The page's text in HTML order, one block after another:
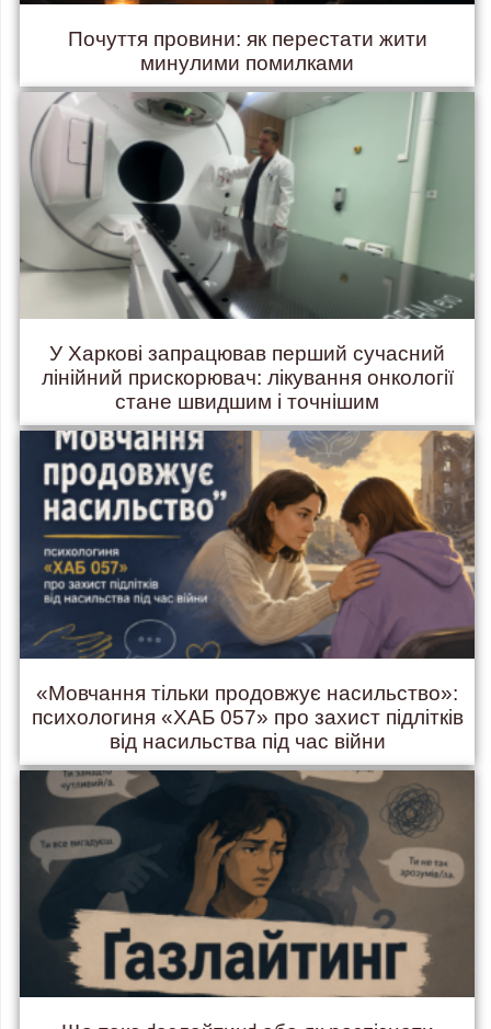
Почуття провини: як перестати жити
минулими помилками
У Харкові запрацював перший сучасний
лінійний прискорювач: лікування онкології
стане швидшим і точнішим
«Мовчання тільки продовжує насильство»:
психологиня «ХАБ 057» про захист підлітків
від насильства під час війни